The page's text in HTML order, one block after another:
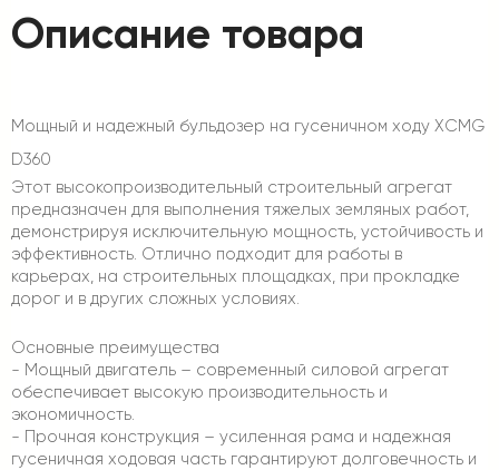
Описание товара
Мощный и надежный бульдозер на гусеничном ходу XCMG
D360
Этот высокопроизводительный строительный агрегат
предназначен для выполнения тяжелых земляных работ,
демонстрируя исключительную мощность, устойчивость и
эффективность. Отлично подходит для работы в
карьерах, на строительных площадках, при прокладке
дорог и в других сложных условиях.
Основные преимущества
- Мощный двигатель – современный силовой агрегат
обеспечивает высокую производительность и
экономичность.
- Прочная конструкция – усиленная рама и надежная
гусеничная ходовая часть гарантируют долговечность и